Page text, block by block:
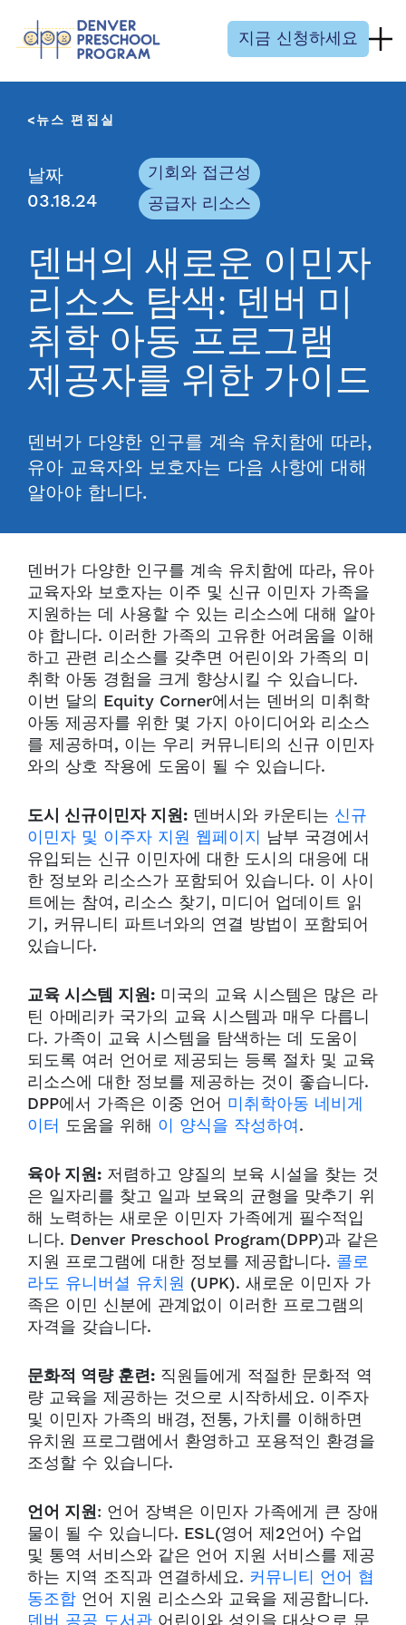
지금 신청하세요
뉴스 편집실
날짜
03.18.24
기회와 접근성
공급자 리소스
덴버의 새로운 이민자
리소스 탐색: 덴버 미
취학 아동 프로그램
제공자를 위한 가이드
덴버가 다양한 인구를 계속 유치함에 따라,
유아 교육자와 보호자는 다음 사항에 대해
알아야 합니다.
덴버가 다양한 인구를 계속 유치함에 따라, 유아
교육자와 보호자는 이주 및 신규 이민자 가족을
지원하는 데 사용할 수 있는 리소스에 대해 알아
야 합니다. 이러한 가족의 고유한 어려움을 이해
하고 관련 리소스를 갖추면 어린이와 가족의 미
취학 아동 경험을 크게 향상시킬 수 있습니다.
이번 달의 Equity Corner에서는 덴버의 미취학
아동 제공자를 위한 몇 가지 아이디어와 리소스
를 제공하며, 이는 우리 커뮤니티의 신규 이민자
와의 상호 작용에 도움이 될 수 있습니다.
도시 신규이민자 지원: 덴버시와 카운티는 신규
이민자 및 이주자 지원 웹페이지 남부 국경에서
유입되는 신규 이민자에 대한 도시의 대응에 대
한 정보와 리소스가 포함되어 있습니다. 이 사이
트에는 참여, 리소스 찾기, 미디어 업데이트 읽
기, 커뮤니티 파트너와의 연결 방법이 포함되어
있습니다.
교육 시스템 지원: 미국의 교육 시스템은 많은 라
틴 아메리카 국가의 교육 시스템과 매우 다릅니
다. 가족이 교육 시스템을 탐색하는 데 도움이
되도록 여러 언어로 제공되는 등록 절차 및 교육
리소스에 대한 정보를 제공하는 것이 좋습니다.
DPP에서 가족은 이중 언어 미취학아동 네비게
이터 도움을 위해 이 양식을 작성하여.
육아 지원: 저렴하고 양질의 보육 시설을 찾는 것
은 일자리를 찾고 일과 보육의 균형을 맞추기 위
해 노력하는 새로운 이민자 가족에게 필수적입
니다. Denver Preschool Program(DPP)과 같은
지원 프로그램에 대한 정보를 제공합니다. 콜로
라도 유니버셜 유치원 (UPK). 새로운 이민자 가
족은 이민 신분에 관계없이 이러한 프로그램의
자격을 갖습니다.
문화적 역량 훈련: 직원들에게 적절한 문화적 역
량 교육을 제공하는 것으로 시작하세요. 이주자
및 이민자 가족의 배경, 전통, 가치를 이해하면
유치원 프로그램에서 환영하고 포용적인 환경을
조성할 수 있습니다.
언어 지원: 언어 장벽은 이민자 가족에게 큰 장애
물이 될 수 있습니다. ESL(영어 제2언어) 수업
및 통역 서비스와 같은 언어 지원 서비스를 제공
하는 지역 조직과 연결하세요. 커뮤니티 언어 협
동조합 언어 지원 리소스와 교육을 제공합니다.